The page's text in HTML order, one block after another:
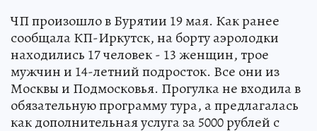
ЧП произошло в Бурятии 19 мая. Как ранее
сообщала КП-Иркутск, на борту аэролодки
находились 17 человек - 13 женщин, трое
мужчин и 14-летний подросток. Все они из
Москвы и Подмосковья. Прогулка не входила в
обязательную программу тура, а предлагалась
как дополнительная услуга за 5000 рублей с